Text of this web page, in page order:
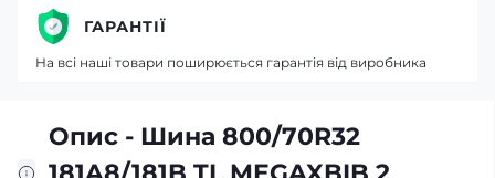
Опис - Шина 800/70R32
ГАРАНТІЇ
На всі наші товари поширюється гарантія від виробника